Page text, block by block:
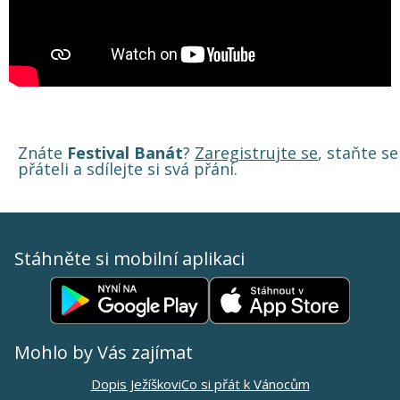
Znáte Festival Banát? Zaregistrujte se, staňte se
přáteli a sdílejte si svá přání.
Stáhněte si mobilní aplikaci
Mohlo by Vás zajímat
Dopis JežíškoviCo si přát k Vánocům